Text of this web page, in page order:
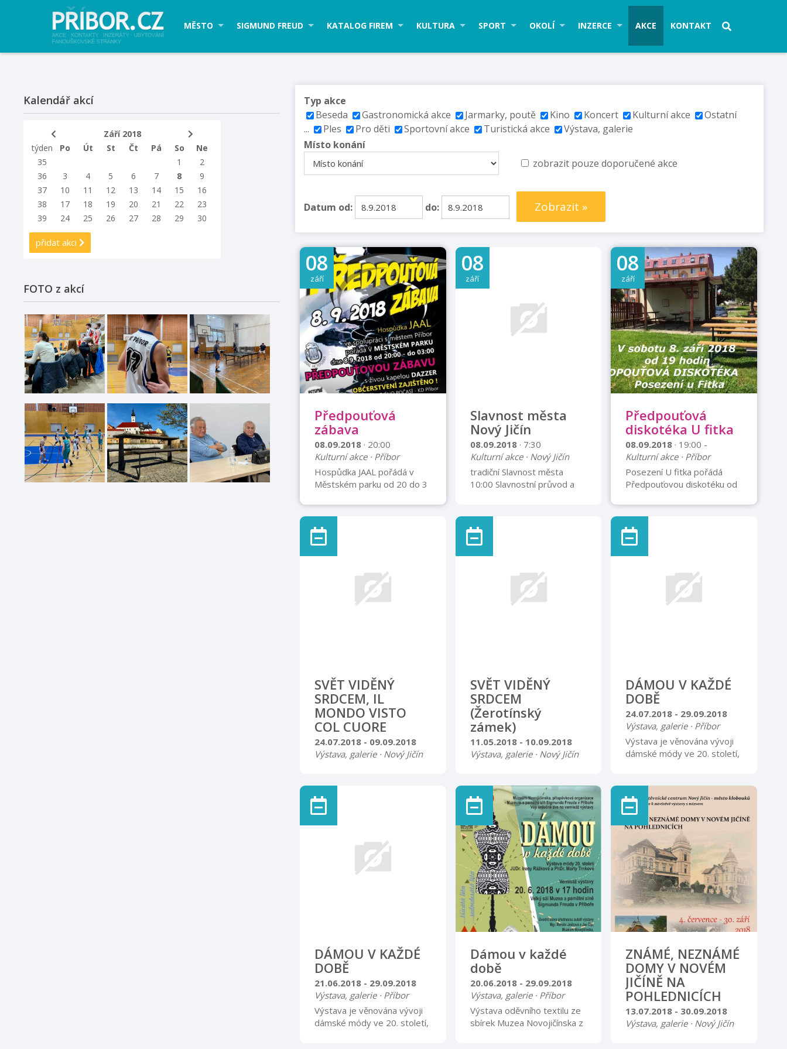
MĚSTO SIGMUND FREUD KATALOG FIREM KULTURA SPORT OKOLÍ INZERCE AKCE KONTAKT
Typ akce
Beseda
Gastronomická akce Jarmarky, poutě Kino Koncert Kulturní akce
Ostatní
...
Ples Pro děti Sportovní akce Turistická akce
Výstava, galerie
Místo konání
zobrazit pouze doporučené akce
Datum od: do: Zobrazit »
08
září
Předpouťová
zábava
08.09.2018 · 20:00
Kulturní akce · Příbor
Hospůdka JAAL pořádá v
Městském parku od 20 do 3
s živou kapelou DAZZER.
případě nepříznivého počasí
KD Příbor Vstupné 50,- Kč
DAZZER punk-rock-metal
08
září
Slavnost města
Nový Jičín
08.09.2018 · 7:30
Kulturní akce · Nový Jičín
tradiční Slavnost města
10:00 Slavnostní průvod a
ohňostroj. Podrobnější
program na webu mksnj.cz a
propagačních materiálech.
08
září
Předpouťová
diskotéka U fitka
08.09.2018 · 19:00 -
Kulturní akce · Příbor
Posezení U fitka pořádá
Předpouťovou diskotéku od
Štramberské ulici v
zajištěno.
SVĚT VIDĚNÝ
SRDCEM, IL
MONDO VISTO
COL CUORE
24.07.2018 - 09.09.2018
Výstava, galerie · Nový Jičín
Jakšíkové Nová galerie
SVĚT VIDĚNÝ
SRDCEM
(Žerotínský
zámek)
11.05.2018 - 10.09.2018
Výstava, galerie · Nový Jičín
Jakšíkové Vernisáž výstavy
se uskuteční ve čtvrtek 10.
května 2018 v 17.00 hodin
Nová galerie
Otevírací doba úterý – pátek
8.00 – 12.00 13.00 – 17.00
sobota, neděle, svátky 9.00
– 16.00
DÁMOU V KAŽDÉ
DOBĚ
24.07.2018 - 29.09.2018
Výstava, galerie · Příbor
Výstava je věnována vývoji
dámské módy ve 20. století,
rób ze sbírek Muzea
Novojičínska obohacených
dobovými doplňky (klobouky,
kabelky, rukavice, obuv a
šperky). Otevírací doba
úterý, středa, čtvrtek 8.00 –
12.00 13.00 – 16.00 sobota
9.00 – 17.00
DÁMOU V KAŽDÉ
DOBĚ
21.06.2018 - 29.09.2018
Výstava, galerie · Příbor
Výstava je věnována vývoji
dámské módy ve 20. století,
Dámou v každé
době
20.06.2018 - 29.09.2018
Výstava, galerie · Příbor
Výstava oděvního textilu ze
sbírek Muzea Novojičínska z
ZNÁMÉ, NEZNÁMÉ
DOMY V NOVÉM
JIČÍNĚ NA
POHLEDNICÍCH
13.07.2018 - 30.09.2018
Výstava, galerie · Nový Jičín
Kalendář akcí
Září 2018
týden
Po Út St Čt Pá So
Ne
35
1
2
36
3 4 5 6 7 8
9
37
10 11 12 13 14 15
16
38
17 18 19 20 21 22
23
39
24 25 26 27 28 29 30
přidat akci
FOTO z akcí